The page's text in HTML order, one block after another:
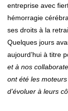
entreprise avec
hémorragie
ses droits à la
Quelques jours
aujourd’hui à titre
et à nos
ont été les
d’évoluer à leurs